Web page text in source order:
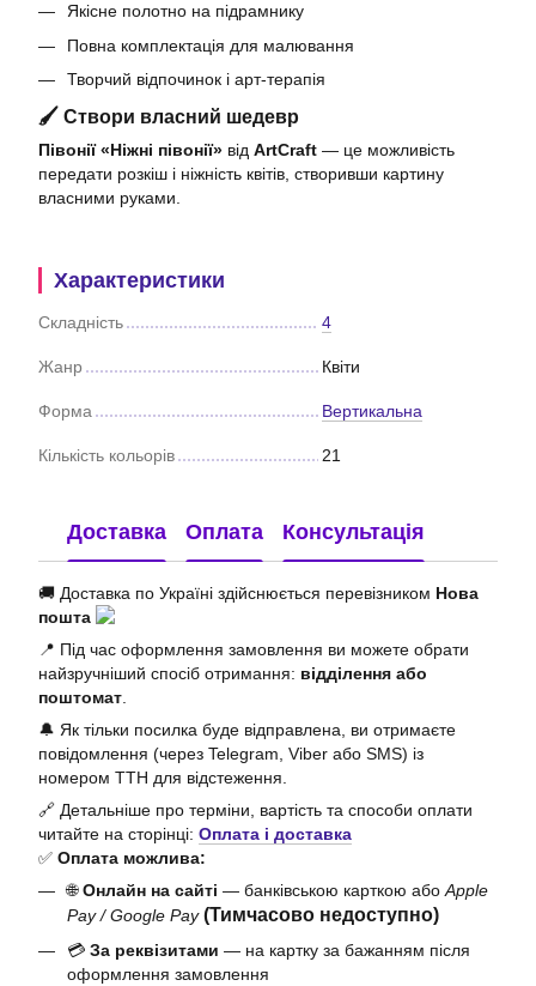
Якісне полотно на підрамнику
Повна комплектація для малювання
Творчий відпочинок і арт-терапія
🖌 Створи власний шедевр
Півонії «Ніжні півонії» від ArtCraft — це можливість
передати розкіш і ніжність квітів, створивши картину
власними руками.
Характеристики
Складність 4
Жанр Квіти
Форма Вертикальна
Кількість кольорів 21
Доставка Оплата Консультація
🚚 Доставка по Україні здійснюється перевізником Нова
пошта
📍 Під час оформлення замовлення ви можете обрати
найзручніший спосіб отримання: відділення або
поштомат
🔔 Як тільки посилка буде відправлена, ви отримаєте
повідомлення (через Telegram, Viber або SMS) із
номером ТТН для відстеження.
🔗 Детальніше про терміни, вартість та способи оплати
читайте на сторінці: Оплата і доставка
✅ Оплата можлива:
🌐Онлайн на сайті — банківською карткою або Apple
Pay / Google Pay (Тимчасово недоступно)
💳 За реквізитами — на картку за бажанням після
оформлення замовлення